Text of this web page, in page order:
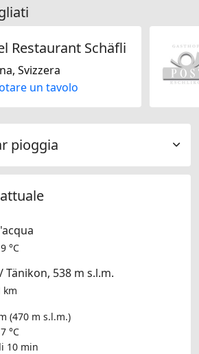
Restaurant Schäfli
Svizzera
un tavolo
pioggia
°C
538 m s.l.m.
km
(470 m s.l.m.)
°C
10 min